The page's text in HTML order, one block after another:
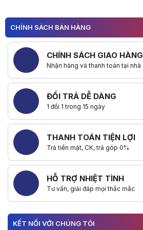
CHÍNH SÁCH BÁN HÀNG
CHÍNH SÁCH GIAO HÀNG
Nhận hàng và thanh toán tại nhà
ĐỔI TRẢ DỄ DÀNG
1 đổi 1 trong 15 ngày
THANH TOÁN TIỆN LỢI
Trả tiền mặt, CK, trả góp 0%
HỖ TRỢ NHIỆT TÌNH
Tư vấn, giải đáp mọi thắc mắc
KẾT NỐI VỚI CHÚNG TÔI